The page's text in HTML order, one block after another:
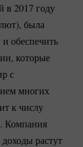
в 2017 году
была
обеспечить
которые
с
многих
к числу
Компания
растут